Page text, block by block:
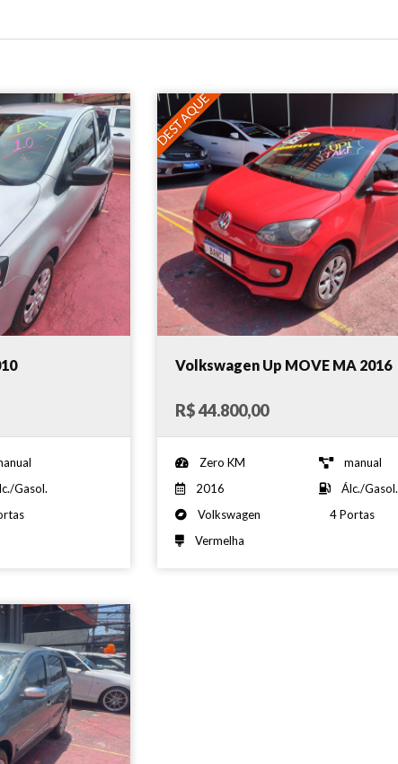
Gasol.
DESTAQUE
Volkswagen Up MOVE MA 2016
R$ 44.800,00
Zero KM
manual
2016
Álc./Gasol.
Volkswagen
4 Portas
Vermelha